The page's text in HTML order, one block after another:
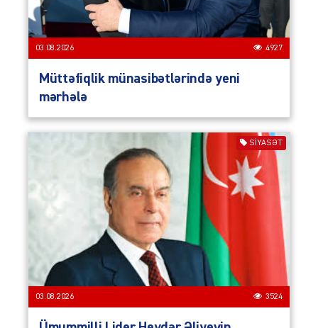
03.08.2026 4927
Müttəfiqlik münasibətlərində yeni
mərhələ
SIYASƏT
03.08.2026 3524